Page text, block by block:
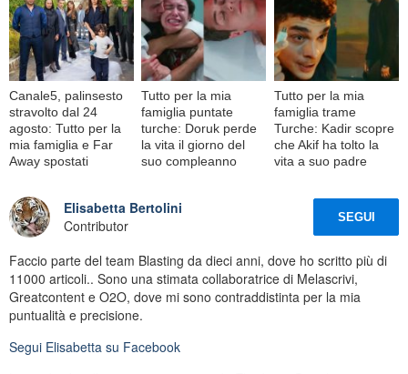
Canale5, palinsesto
stravolto dal 24
agosto: Tutto per la
mia famiglia e Far
Away spostati
Tutto per la mia
famiglia puntate
turche: Doruk perde
la vita il giorno del
suo compleanno
Tutto per la mia
famiglia trame
Turche: Kadir scopre
che Akif ha tolto la
vita a suo padre
Elisabetta Bertolini
Contributor
SEGUI
Faccio parte del team Blasting da dieci anni, dove ho scritto più di
11000 articoli.. Sono una stimata collaboratrice di Melascrivi,
Greatcontent e O2O, dove mi sono contraddistinta per la mia
puntualità e precisione.
Segui Elisabetta su Facebook